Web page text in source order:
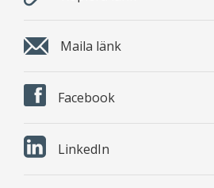
Maila länk
Facebook
LinkedIn